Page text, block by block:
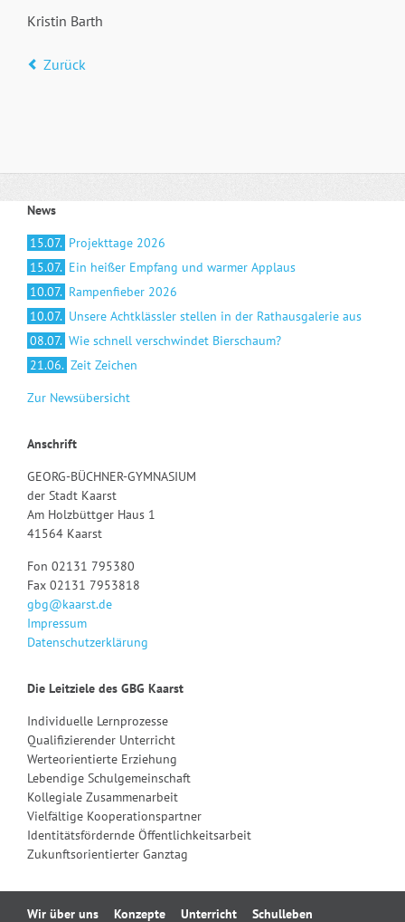
Kristin Barth
Zurück
News
15.07. Projekttage 2026
15.07. Ein heißer Empfang und warmer Applaus
10.07. Rampenfieber 2026
10.07. Unsere Achtklässler stellen in der Rathausgalerie aus
08.07. Wie schnell verschwindet Bierschaum?
21.06. Zeit Zeichen
Zur Newsübersicht
Anschrift
GEORG-BÜCHNER-GYMNASIUM
der Stadt Kaarst
Am Holzbüttger Haus 1
41564 Kaarst
Fon 02131 795380
Fax 02131 7953818
gbg@kaarst.de
Impressum
Datenschutzerklärung
Die Leitziele des GBG Kaarst
Individuelle Lernprozesse
Qualifizierender Unterricht
Werteorientierte Erziehung
Lebendige Schulgemeinschaft
Kollegiale Zusammenarbeit
Vielfältige Kooperationspartner
Identitätsfördernde Öffentlichkeitsarbeit
Zukunftsorientierter Ganztag
Navigation
Wir über uns Konzepte Unterricht Schulleben